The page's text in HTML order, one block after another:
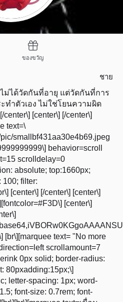
ของขวัญ
ชาย
ม่ได้วัดกันที่อายุ แต่วัดกันที่การ
ทำตัวเอง ไม่ใช่โยนความผิด
[center\] [/center\]
text=\
smallbf431aa30e4b69.jpeg
behavior=scroll
scrolldelay=0
absolute; top:1660px;
100; filter:
[center\] [/center\] [center\]
[center\]
[br\][marquee text= "No more
scrollamount=7
0px solid; border-radius:
80pxadding:15px;\]
letter-spacing: 1px; word-
font-size: 0.7rem; font-